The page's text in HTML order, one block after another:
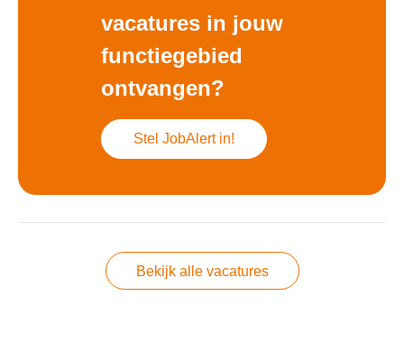
vacatures in jouw
functiegebied
ontvangen?
Stel JobAlert in!
Bekijk alle vacatures